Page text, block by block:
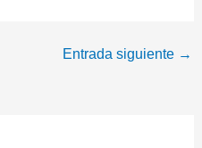
Entrada siguiente →